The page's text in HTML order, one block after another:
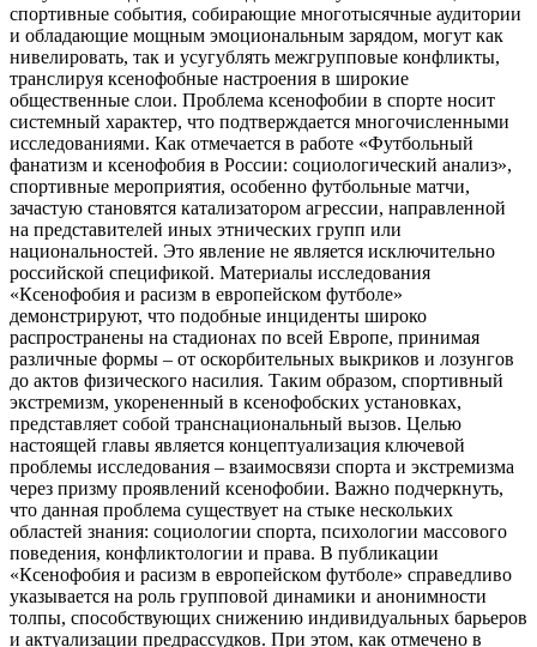
спортивные события, собирающие многотысячные аудитории
и обладающие мощным эмоциональным зарядом, могут как
нивелировать, так и усугублять межгрупповые конфликты,
транслируя ксенофобные настроения в широкие
общественные слои. Проблема ксенофобии в спорте носит
системный характер, что подтверждается многочисленными
исследованиями. Как отмечается в работе «Футбольный
фанатизм и ксенофобия в России: социологический анализ»,
спортивные мероприятия, особенно футбольные матчи,
зачастую становятся катализатором агрессии, направленной
на представителей иных этнических групп или
национальностей. Это явление не является исключительно
российской спецификой. Материалы исследования
«Ксенофобия и расизм в европейском футболе»
демонстрируют, что подобные инциденты широко
распространены на стадионах по всей Европе, принимая
различные формы – от оскорбительных выкриков и лозунгов
до актов физического насилия. Таким образом, спортивный
экстремизм, укорененный в ксенофобских установках,
представляет собой транснациональный вызов. Целью
настоящей главы является концептуализация ключевой
проблемы исследования – взаимосвязи спорта и экстремизма
через призму проявлений ксенофобии. Важно подчеркнуть,
что данная проблема существует на стыке нескольких
областей знания: социологии спорта, психологии массового
поведения, конфликтологии и права. В публикации
«Ксенофобия и расизм в европейском футболе» справедливо
указывается на роль групповой динамики и анонимности
толпы, способствующих снижению индивидуальных барьеров
и актуализации предрассудков. При этом, как отмечено в